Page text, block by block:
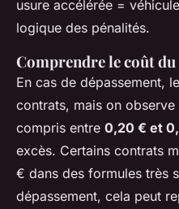
usure accélérée =
logique des pénalités.
Comprendre le coût
En cas de dépassement,
contrats, mais on
compris entre 0,20 € et
excès. Certains contrats
€ dans des formules très
dépassement, cela peut